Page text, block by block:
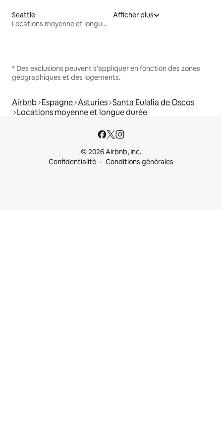
Seattle
Locations moyenne et longue durée
Afficher plus
* Des exclusions peuvent s'appliquer en fonction des zones
géographiques et des logements.
Airbnb Espagne Asturies Santa Eulalia de Oscos
Locations moyenne et longue durée
© 2026 Airbnb, Inc.
Confidentialité
Conditions générales